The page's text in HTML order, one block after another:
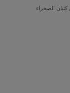
الصحراء